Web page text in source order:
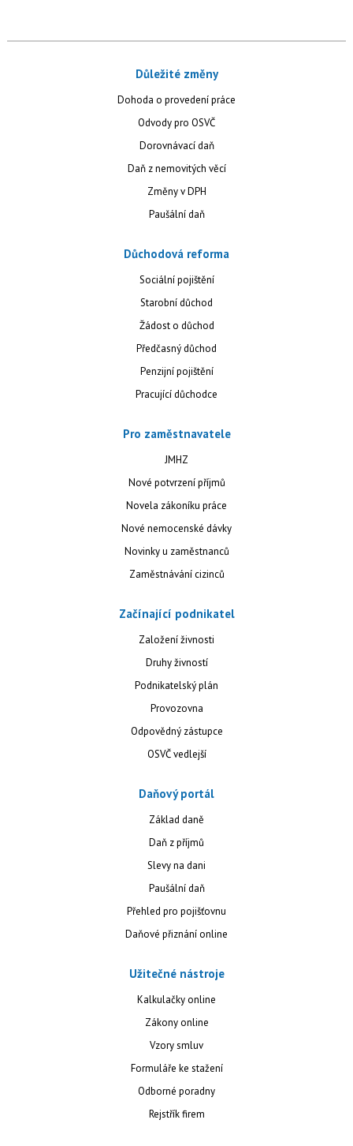
Důležité změny
Dohoda o provedení práce
Odvody pro OSVČ
Dorovnávací daň
Daň z nemovitých věcí
Změny v DPH
Paušální daň
Důchodová reforma
Sociální pojištění
Starobní důchod
Žádost o důchod
Předčasný důchod
Penzijní pojištění
Pracující důchodce
Pro zaměstnavatele
JMHZ
Nové potvrzení příjmů
Novela zákoníku práce
Nové nemocenské dávky
Novinky u zaměstnanců
Zaměstnávání cizinců
Začínající podnikatel
Založení živnosti
Druhy živností
Podnikatelský plán
Provozovna
Odpovědný zástupce
OSVČ vedlejší
Daňový portál
Základ daně
Daň z příjmů
Slevy na dani
Paušální daň
Přehled pro pojišťovnu
Daňové přiznání online
Užitečné nástroje
Kalkulačky online
Zákony online
Vzory smluv
Formuláře ke stažení
Odborné poradny
Rejstřík firem